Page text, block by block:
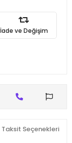
İade ve Değişim
Taksit Seçenekleri